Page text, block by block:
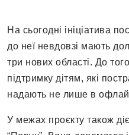
На сьогодні ініціатива
до неї невдовзі мають
три нових області. До
підтримку дітям, які
надають не лише в
У межах проєкту також